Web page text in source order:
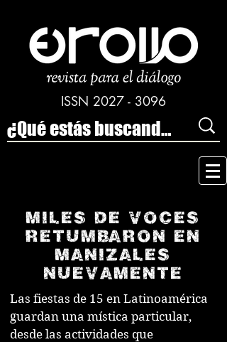
ISSN 2027 - 3096
Miles de voces
retumbaron en
Manizales
nuevamente
Las fiestas de 15 en Latinoamérica
guardan una mística particular,
desde las actividades que